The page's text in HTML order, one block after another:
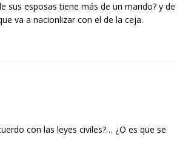
sus esposas tiene más de un marido? y de
va a nacionlizar con el de la ceja.
con las leyes civiles?… ¿O es que se